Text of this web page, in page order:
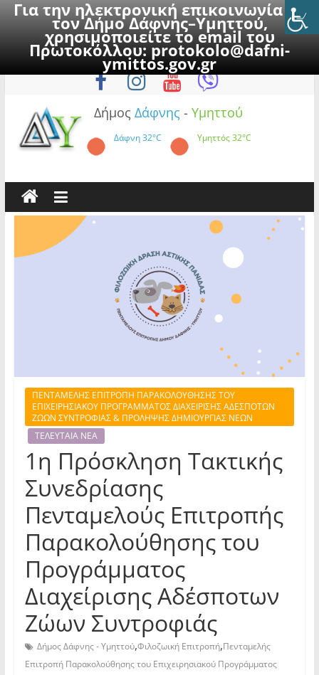
Για την ηλεκτρονική επικοινωνία με
τον Δήμο Δάφνης–Υμηττού,
χρησιμοποιείτε το email του
Πρωτοκόλλου:protokolo@dafni-
ymittos.gov.gr
to
Πέμπτη, 6 Αυγούστου 2026
Δήμος Δάφνης - Υμηττού
Δάφνη32°C Υμηττός32°C
ΠΕΝΤΑΜΕΛΗΣ ΕΠΙΤΡΟΠΗ ΠΑΡΑΚΟΛΟΥΘΗΣΗΣ ΤΟΥ
ΕΠΙΧΕΙΡΗΣΙΑΚΟΥ ΠΡΟΓΡΑΜΜΑΤΟΣ ΔΙΑΧΕΙΡΙΣΗΣ ΑΔΕΣΠΟΤΩΝ
ΖΩΩΝ ΣΥΝΤΡΟΦΙΑΣ & ΠΡΟΛΗΨΗΣ ΔΗΜΙΟΥΡΓΙΑΣ ΝΕΩΝ
ΤΕΛΕΥΤΑΙΑ ΝΕΑ
1η Πρόσκληση Τακτικής
Συνεδρίασης
Πενταμελούς Επιτροπής
Παρακολούθησης του
Προγράμματος
Διαχείρισης Αδέσποτων
Ζώων Συντροφιάς
Δήμος Δάφνης - Υμηττού,Φιλοζωική Επιτροπή,Πενταμελής
Επιτροπή Παρακολούθησης του Επιχειρησιακού Προγράμματος